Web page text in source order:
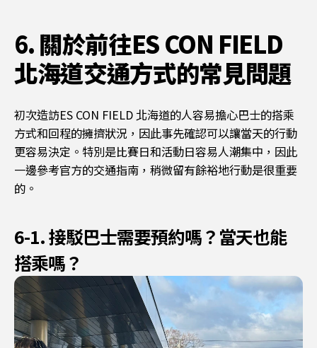
6. 關於前往ES CON FIELD
北海道交通方式的常見問題
初次造訪ES CON FIELD 北海道的人容易擔心巴士的搭乘
方式和回程的擁擠狀況，因此事先確認可以讓當天的行動
更容易決定。特別是比賽日和活動日容易人潮集中，因此
一邊參考官方的交通指南，稍微留有餘裕地行動是很重要
的。
6-1. 接駁巴士需要預約嗎？當天也能
搭乘嗎？